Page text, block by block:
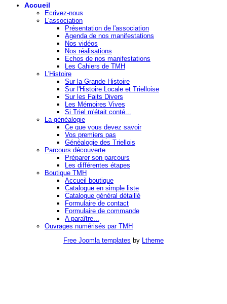
Accueil
Ecrivez-nous
L'association
Présentation de l'association
Agenda de nos manifestations
Nos vidéos
Nos réalisations
Echos de nos manifestations
Les Cahiers de TMH
L'Histoire
Sur la Grande Histoire
Sur l'Histoire Locale et Trielloise
Sur les Faits Divers
Les Mémoires Vives
Si Triel m'était conté...
La généalogie
Ce que vous devez savoir
Vos premiers pas
Généalogie des Triellois
Parcours découverte
Préparer son parcours
Les différentes étapes
Boutique TMH
Accueil boutique
Catalogue en simple liste
Catalogue général détaillé
Formulaire de contact
Formulaire de commande
A paraître...
Ouvrages numérisés par TMH
Free Joomla templates by Ltheme